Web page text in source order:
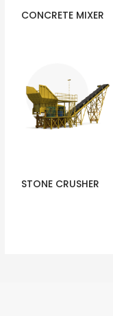
CONCRETE MIXER
STONE CRUSHER